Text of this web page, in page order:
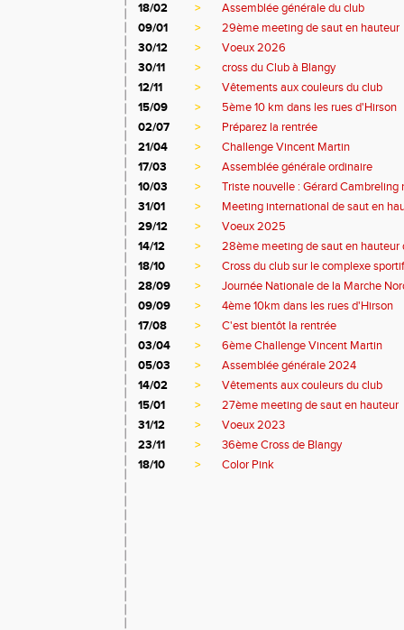
18/02
>
Assemblée générale du club
09/01
>
29ème meeting de saut en hauteur
30/12
>
Voeux 2026
30/11
>
cross du Club à Blangy
12/11
>
Vêtements aux couleurs du club
15/09
>
5ème 10 km dans les rues d'Hirson
02/07
>
Préparez la rentrée
21/04
>
Challenge Vincent Martin
17/03
>
Assemblée générale ordinaire
10/03
>
Triste nouvelle : Gérard Cambreling
31/01
>
Meeting international de saut en
29/12
>
Voeux 2025
14/12
>
28ème meeting de saut en hauteur
18/10
>
Cross du club sur le complexe
28/09
>
Journée Nationale de la Marche
09/09
>
4ème 10km dans les rues d'Hirson
17/08
>
C'est bientôt la rentrée
03/04
>
6ème Challenge Vincent Martin
05/03
>
Assemblée générale 2024
14/02
>
Vêtements aux couleurs du club
15/01
>
27ème meeting de saut en hauteur
31/12
>
Voeux 2023
23/11
>
36ème Cross de Blangy
18/10
> Color Pink